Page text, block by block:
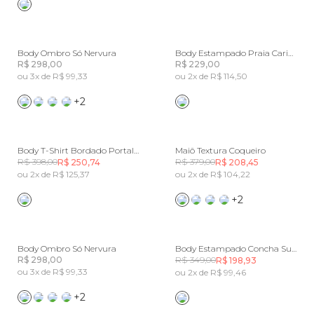
Body Ombro Só Nervura
R$ 298,00
ou 3x de R$ 99,33
+2
Body Estampado Praia Carioca
R$ 229,00
ou 2x de R$ 114,50
Body T-Shirt Bordado Portal Pb
R$ 398,00R$ 250,74
ou 2x de R$ 125,37
Maiô Textura Coqueiro
R$ 379,00R$ 208,45
ou 2x de R$ 104,22
+2
Body Ombro Só Nervura
R$ 298,00
ou 3x de R$ 99,33
+2
Body Estampado Concha Surreal Lenço
R$ 349,00R$ 198,93
ou 2x de R$ 99,46